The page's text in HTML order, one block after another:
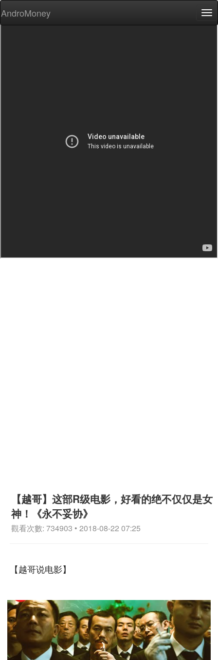
AndroMoney
【越哥】这部R级电影，好看的绝不仅仅是女
神！《永不妥协》
觀看次數: 734903 • 2018-08-22 07:25
【越哥说电影】